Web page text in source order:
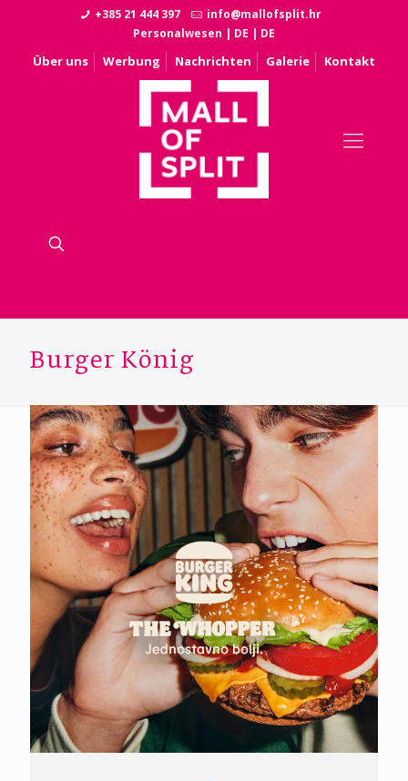
+385 21 444 397
info@mallofsplit.hr
Personalwesen | DE | DE
Über uns Werbung Nachrichten Galerie Kontakt
Burger König